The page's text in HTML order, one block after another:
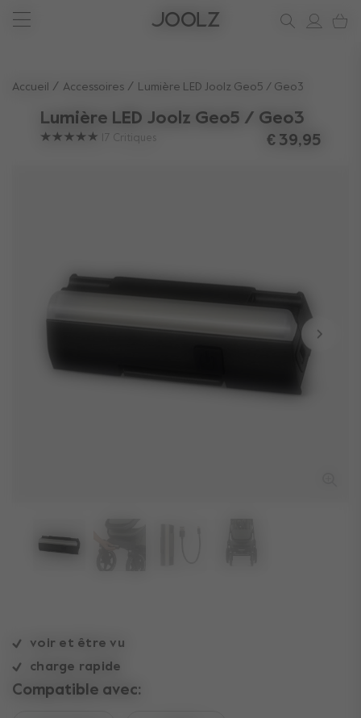
Voir les accessoires l''été
Vous avez besoin d'aide ?
soutien
Accueil Accessoires Lumière LED Joolz Geo5 / Geo3
Lumière LED Joolz Geo5 / Geo3
17 Critiques € 39,95
voir et être vu
charge rapide
Compatible avec: